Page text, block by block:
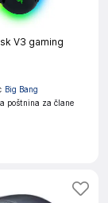
V3 gaming
Big Bang
poštnina za člane